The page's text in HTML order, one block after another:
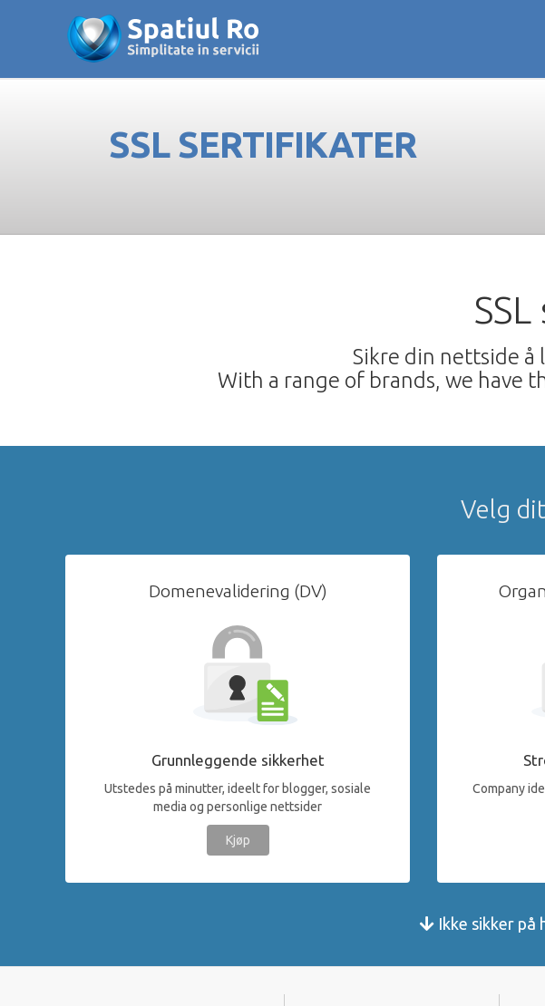
SSL SERTIFIKATER
Sikre din nettside å
With a range of brands, we have
Velg
Domenevalidering (DV)
Grunnleggende sikkerhet
Utstedes på minutter, ideelt for blogger, sosiale
media og personlige nettsider
Kjøp
Company
Ikke sikker på